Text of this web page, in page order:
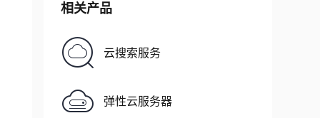
相关产品
云搜索服务
弹性云服务器